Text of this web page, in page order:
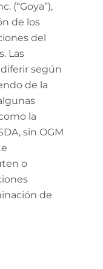
(“Goya”),
de los
del
Las
según
de la
la
sin OGM
o
de